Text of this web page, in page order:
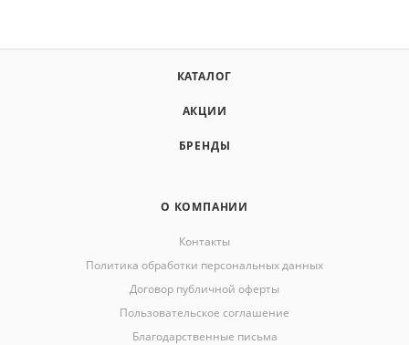
КАТАЛОГ
АКЦИИ
БРЕНДЫ
О КОМПАНИИ
Контакты
Политика обработки персональных данных
Договор публичной оферты
Пользовательское соглашение
Благодарственные письма